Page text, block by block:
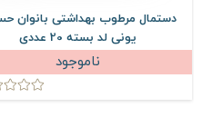
دستمال مرطوب بهداشتی بانوان
یونی لد بسته 20 عددی
ناموجود